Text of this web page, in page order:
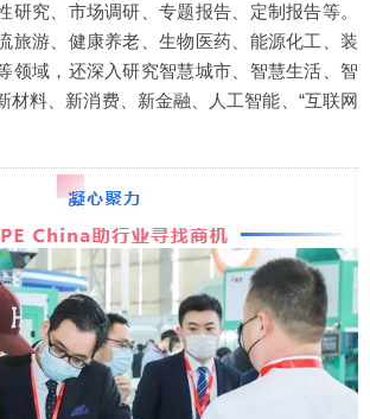
研究、市场调研、专题报告、定制报告等。
旅游、健康养老、生物医药、能源化工、装
领域，还深入研究智慧城市、智慧生活、智
材料、新消费、新金融、人工智能、“互联网